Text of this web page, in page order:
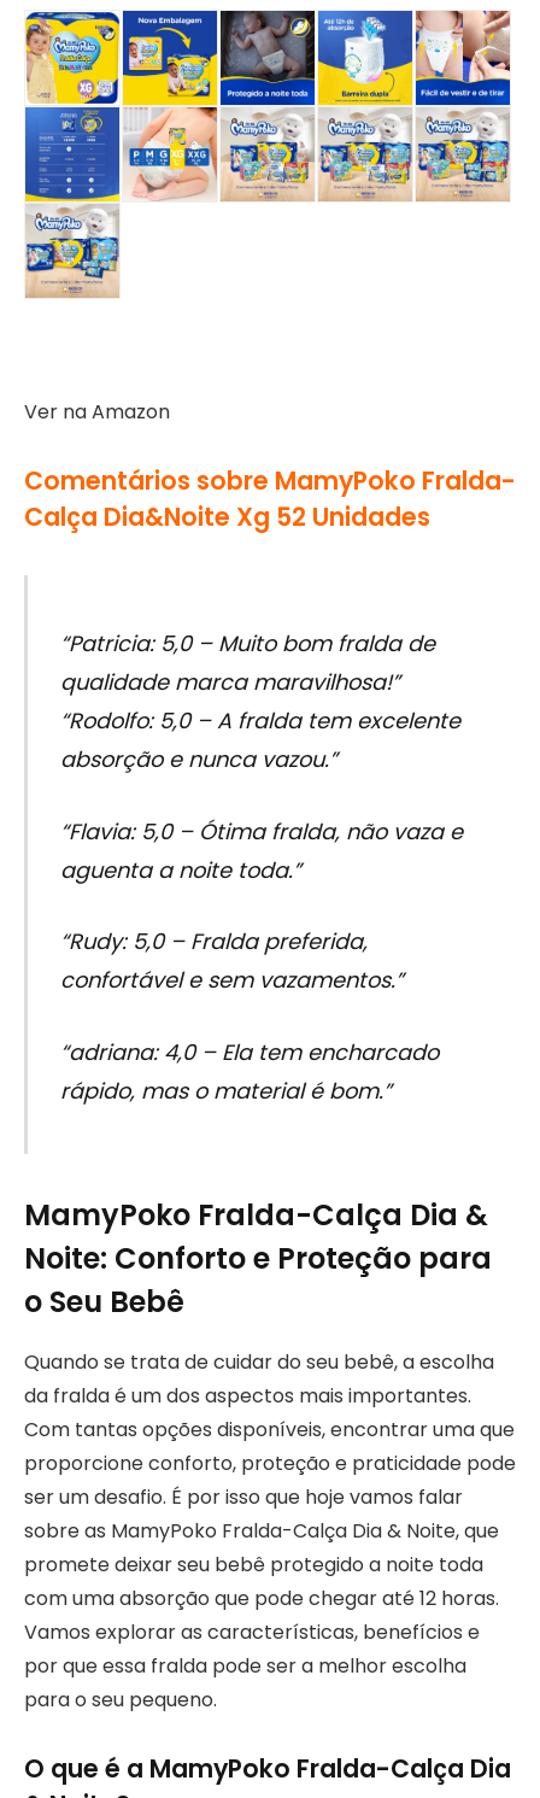
Ver na Amazon
Comentários sobre MamyPoko Fralda-
Calça Dia&Noite Xg 52 Unidades
“Patricia: 5,0 – Muito bom fralda de
qualidade marca maravilhosa!”
“Rodolfo: 5,0 – A fralda tem excelente
absorção e nunca vazou.”
“Flavia: 5,0 – Ótima fralda, não vaza e
aguenta a noite toda.”
“Rudy: 5,0 – Fralda preferida,
confortável e sem vazamentos.”
“adriana: 4,0 – Ela tem encharcado
rápido, mas o material é bom.”
MamyPoko Fralda-Calça Dia &
Noite: Conforto e Proteção para
o Seu Bebê
Quando se trata de cuidar do seu bebê, a escolha
da fralda é um dos aspectos mais importantes.
Com tantas opções disponíveis, encontrar uma que
proporcione conforto, proteção e praticidade pode
ser um desafio. É por isso que hoje vamos falar
sobre as MamyPoko Fralda-Calça Dia & Noite, que
promete deixar seu bebê protegido a noite toda
com uma absorção que pode chegar até 12 horas.
Vamos explorar as características, benefícios e
por que essa fralda pode ser a melhor escolha
para o seu pequeno.
O que é a MamyPoko Fralda-Calça Dia